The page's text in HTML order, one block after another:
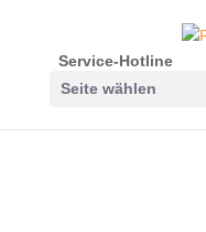
Service-Hotline
Seite wählen